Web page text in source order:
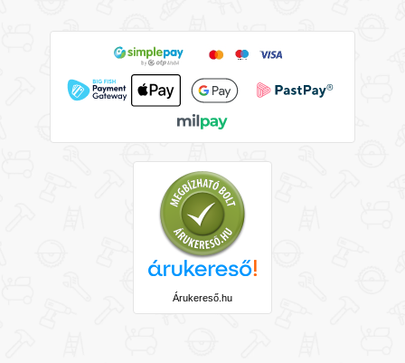
Árukereső.hu